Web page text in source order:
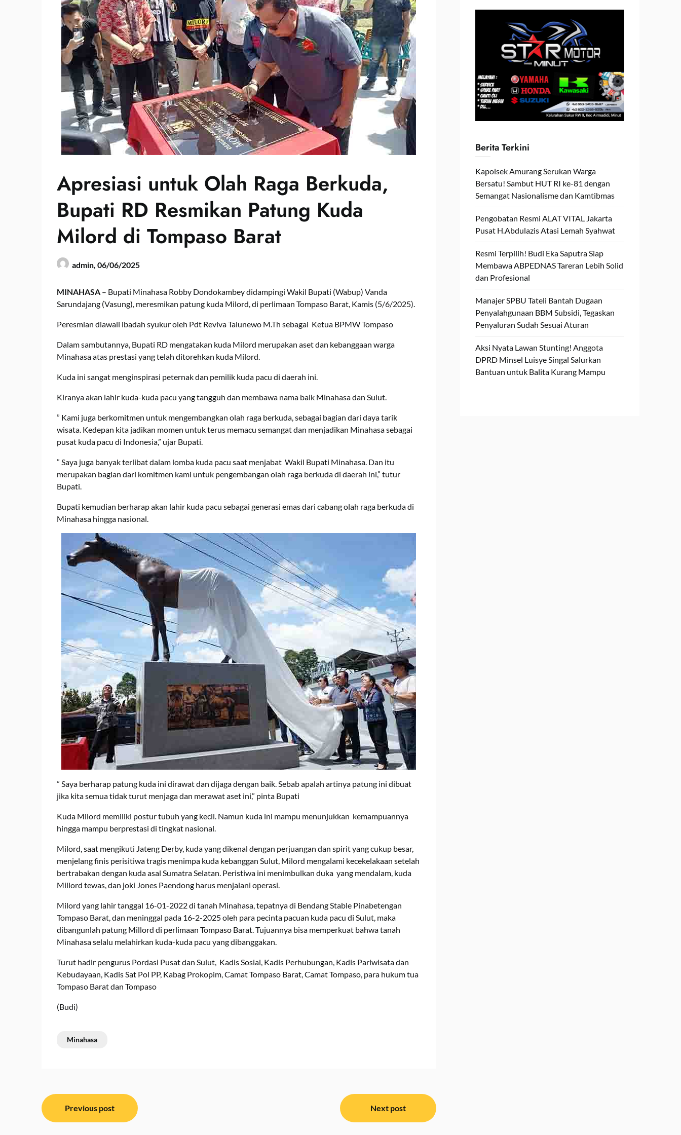
Apresiasi untuk Olah Raga Berkuda,
Bupati RD Resmikan Patung Kuda
Milord di Tompaso Barat
admin, 06/06/2025
MINAHASA – Bupati Minahasa Robby Dondokambey didampingi Wakil Bupati (Wabup) Vanda
Sarundajang (Vasung), meresmikan patung kuda Milord, di perlimaan Tompaso Barat, Kamis (5/6/2025).
Peresmian diawali ibadah syukur oleh Pdt Reviva Talunewo M.Th sebagai Ketua BPMW Tompaso
Dalam sambutannya, Bupati RD mengatakan kuda Milord merupakan aset dan kebanggaan warga
Minahasa atas prestasi yang telah ditorehkan kuda Milord.
Kuda ini sangat menginspirasi peternak dan pemilik kuda pacu di daerah ini.
Kiranya akan lahir kuda-kuda pacu yang tangguh dan membawa nama baik Minahasa dan Sulut.
” Kami juga berkomitmen untuk mengembangkan olah raga berkuda, sebagai bagian dari daya tarik
wisata. Kedepan kita jadikan momen untuk terus memacu semangat dan menjadikan Minahasa sebagai
pusat kuda pacu di Indonesia,” ujar Bupati.
” Saya juga banyak terlibat dalam lomba kuda pacu saat menjabat Wakil Bupati Minahasa. Dan itu
merupakan bagian dari komitmen kami untuk pengembangan olah raga berkuda di daerah ini,” tutur
Bupati.
Bupati kemudian berharap akan lahir kuda pacu sebagai generasi emas dari cabang olah raga berkuda di
Minahasa hingga nasional.
” Saya berharap patung kuda ini dirawat dan dijaga dengan baik. Sebab apalah artinya patung ini dibuat
jika kita semua tidak turut menjaga dan merawat aset ini,” pinta Bupati
Kuda Milord memiliki postur tubuh yang kecil. Namun kuda ini mampu menunjukkan kemampuannya
hingga mampu berprestasi di tingkat nasional.
Milord, saat mengikuti Jateng Derby, kuda yang dikenal dengan perjuangan dan spirit yang cukup besar,
menjelang finis perisitiwa tragis menimpa kuda kebanggan Sulut, Milord mengalami kecekelakaan setelah
bertrabakan dengan kuda asal Sumatra Selatan. Peristiwa ini menimbulkan duka yang mendalam, kuda
Millord tewas, dan joki Jones Paendong harus menjalani operasi.
Milord yang lahir tanggal 16-01-2022 di tanah Minahasa, tepatnya di Bendang Stable Pinabetengan
Tompaso Barat, dan meninggal pada 16-2-2025 oleh para pecinta pacuan kuda pacu di Sulut, maka
dibangunlah patung Millord di perlimaan Tompaso Barat. Tujuannya bisa memperkuat bahwa tanah
Minahasa selalu melahirkan kuda-kuda pacu yang dibanggakan.
Turut hadir pengurus Pordasi Pusat dan Sulut, Kadis Sosial, Kadis Perhubungan, Kadis Pariwisata dan
Kebudayaan, Kadis Sat Pol PP, Kabag Prokopim, Camat Tompaso Barat, Camat Tompaso, para hukum tua
Tompaso Barat dan Tompaso
(Budi)
Minahasa
Navigasi
pos
Previous post Next post
Berita Terkini
Kapolsek Amurang Serukan Warga
Bersatu! Sambut HUT RI ke-81 dengan
Semangat Nasionalisme dan Kamtibmas
Pengobatan Resmi ALAT VITAL Jakarta
Pusat H.Abdulazis Atasi Lemah Syahwat
Resmi Terpilih! Budi Eka Saputra Siap
Membawa ABPEDNAS Tareran Lebih Solid
dan Profesional
Manajer SPBU Tateli Bantah Dugaan
Penyalahgunaan BBM Subsidi, Tegaskan
Penyaluran Sudah Sesuai Aturan
Aksi Nyata Lawan Stunting! Anggota
DPRD Minsel Luisye Singal Salurkan
Bantuan untuk Balita Kurang Mampu